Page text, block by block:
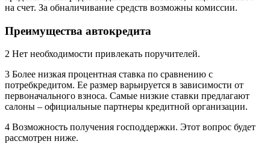
на счет. За обналичивание средств возможны комиссии.
Преимущества автокредита
2 Нет необходимости привлекать поручителей.
3 Более низкая процентная ставка по сравнению с
потребкредитом. Ее размер варьируется в зависимости от
первоначального взноса. Самые низкие ставки предлагают
салоны – официальные партнеры кредитной организации.
4 Возможность получения господдержки. Этот вопрос будет
рассмотрен ниже.